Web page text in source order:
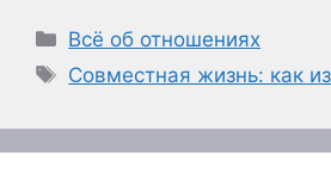
Рубрики
Всё об отношениях
Метки
Совместная жизнь: как